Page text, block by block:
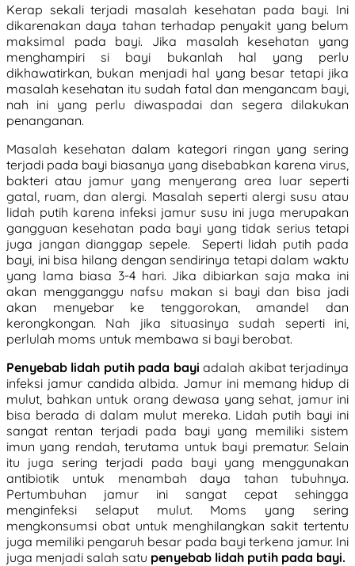
Kerap sekali terjadi masalah kesehatan pada bayi. Ini
dikarenakan daya tahan terhadap penyakit yang belum
maksimal pada bayi. Jika masalah kesehatan yang
menghampiri si bayi bukanlah hal yang perlu
dikhawatirkan, bukan menjadi hal yang besar tetapi jika
masalah kesehatan itu sudah fatal dan mengancam bayi,
nah ini yang perlu diwaspadai dan segera dilakukan
penanganan.
Masalah kesehatan dalam kategori ringan yang sering
terjadi pada bayi biasanya yang disebabkan karena virus,
bakteri atau jamur yang menyerang area luar seperti
gatal, ruam, dan alergi. Masalah seperti alergi susu atau
lidah putih karena infeksi jamur susu ini juga merupakan
gangguan kesehatan pada bayi yang tidak serius tetapi
juga jangan dianggap sepele. Seperti lidah putih pada
bayi, ini bisa hilang dengan sendirinya tetapi dalam waktu
yang lama biasa 3-4 hari. Jika dibiarkan saja maka ini
akan mengganggu nafsu makan si bayi dan bisa jadi
akan menyebar ke tenggorokan, amandel dan
kerongkongan. Nah jika situasinya sudah seperti ini,
perlulah moms untuk membawa si bayi berobat.
Penyebab lidah putih pada bayi adalah akibat terjadinya
infeksi jamur candida albida. Jamur ini memang hidup di
mulut, bahkan untuk orang dewasa yang sehat, jamur ini
bisa berada di dalam mulut mereka. Lidah putih bayi ini
sangat rentan terjadi pada bayi yang memiliki sistem
imun yang rendah, terutama untuk bayi prematur. Selain
itu juga sering terjadi pada bayi yang menggunakan
antibiotik untuk menambah daya tahan tubuhnya.
Pertumbuhan jamur ini sangat cepat sehingga
menginfeksi selaput mulut. Moms yang sering
mengkonsumsi obat untuk menghilangkan sakit tertentu
juga memiliki pengaruh besar pada bayi terkena jamur. Ini
juga menjadi salah satu penyebab lidah putih pada bayi.